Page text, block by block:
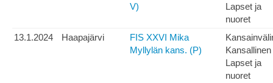
V)
Lapset ja
nuoret
13.1.2024
Haapajärvi
FIS XXVI Mika
Myllylän kans. (P)
Kansallinen
Lapset ja
nuoret